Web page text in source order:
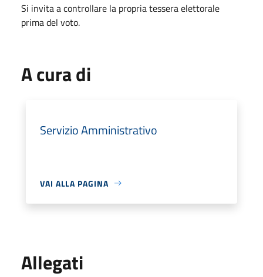
Si invita a controllare la propria tessera elettorale
prima del voto.
A cura di
Servizio Amministrativo
VAI ALLA PAGINA
Allegati